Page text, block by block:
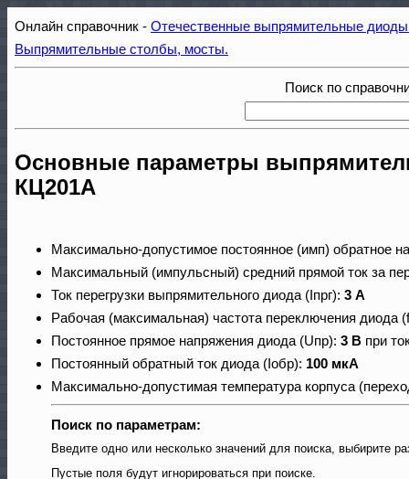
Онлайн справочник - Отечественные выпрямительные
Выпрямительные столбы, мосты.
Поиск по
Основные параметры
КЦ201А
Максимально-допустимое постоянное (имп) обратное
Максимальный (импульсный) средний прямой ток за
Ток перегрузки выпрямительного диода (Iпрг): 3 А
Рабочая (максимальная) частота переключения диода
Постоянное прямое напряжения диода (Uпр): 3 В при
Постоянный обратный ток диода (Iобр): 100 мкА
Максимально-допустимая температура корпуса
Поиск по параметрам:
Введите одно или несколько значений для поиска, выбирите
Пустые поля будут игнорироваться при поиске.